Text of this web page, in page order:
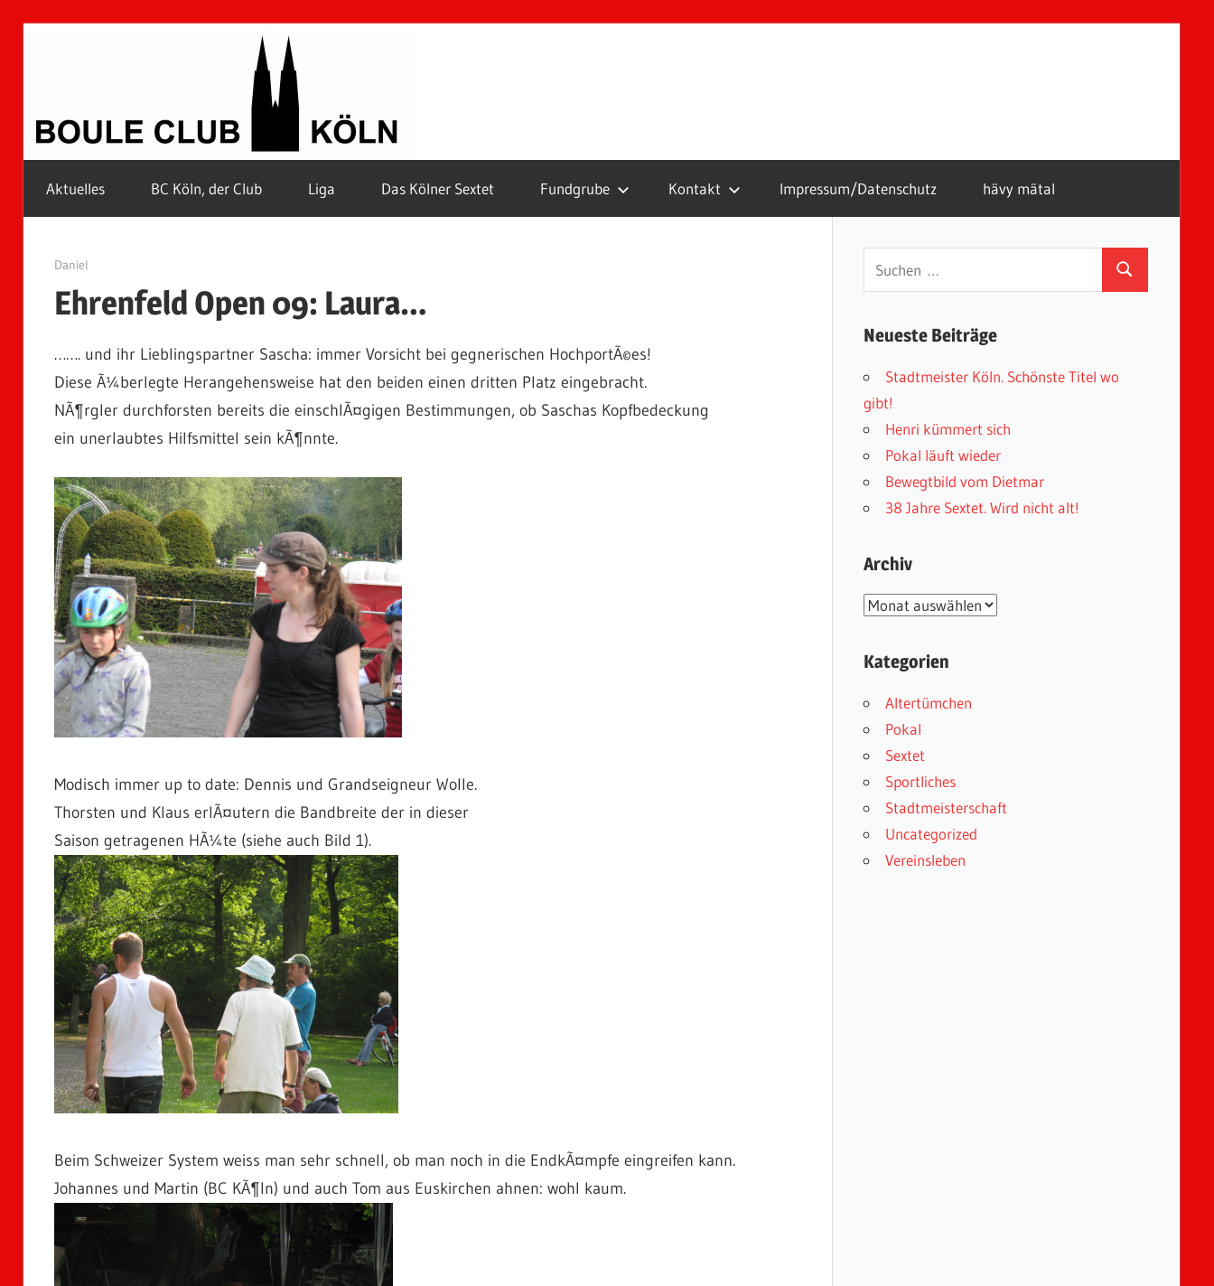
Köln
Petanque
Kölle
Aktuelles BC Köln, der Club Liga Das Kölner Sextet Fundgrube Kontakt Impressum/Datenschutz hävy mätal
26. April 2009
Daniel
Ehrenfeld Open 09: Laura…
……. und ihr Lieblingspartner Sascha: immer Vorsicht bei gegnerischen HochportÃ©es!
Diese Ã¼berlegte Herangehensweise hat den beiden einen dritten Platz eingebracht.
NÃ¶rgler durchforsten bereits die einschlÃ¤gigen Bestimmungen, ob Saschas Kopfbedeckung
ein unerlaubtes Hilfsmittel sein kÃ¶nnte.
Modisch immer up to date: Dennis und Grandseigneur Wolle.
Thorsten und Klaus erlÃ¤utern die Bandbreite der in dieser
Saison getragenen HÃ¼te (siehe auch Bild 1).
Beim Schweizer System weiss man sehr schnell, ob man noch in die EndkÃ¤mpfe eingreifen kann.
Johannes und Martin (BC KÃ¶ln) und auch Tom aus Euskirchen ahnen: wohl kaum.
Suchen
Neueste Beiträge
Stadtmeister Köln. Schönste Titel wo
gibt!
Henri kümmert sich
Pokal läuft wieder
Bewegtbild vom Dietmar
38 Jahre Sextet. Wird nicht alt!
Archiv
Archiv
Kategorien
Altertümchen
Pokal
Sextet
Sportliches
Stadtmeisterschaft
Uncategorized
Vereinsleben